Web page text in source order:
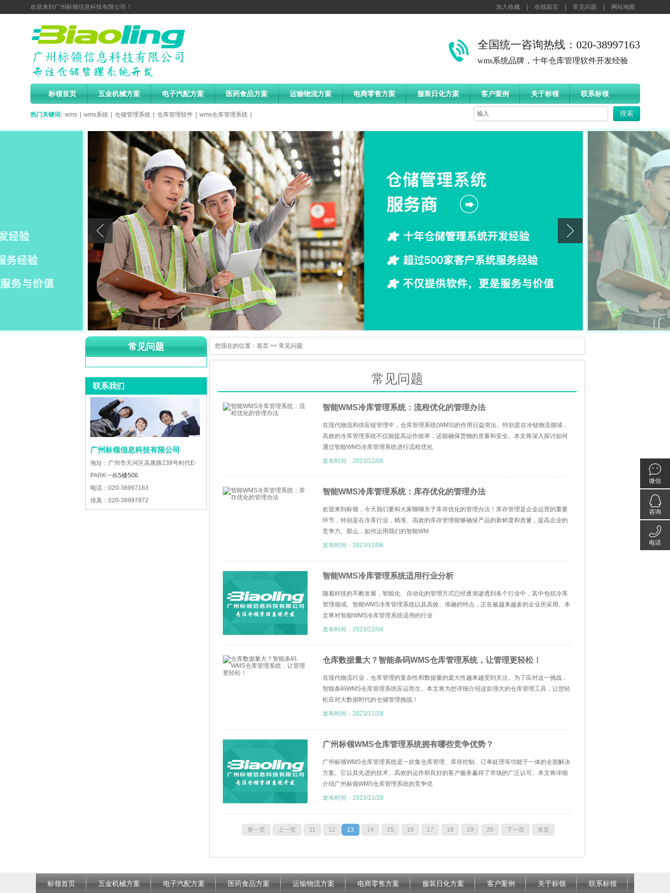
欢迎来到广州标领信息科技有限公司！ 加入收藏 在线留言 常见问题 网站地图
全国统一咨询热线：020-38997163
wms系统品牌，十年仓库管理软件开发经验
标领首页 五金机械方案 电子汽配方案 医药食品方案 运输物流方案 电商零售方案 服装日化方案 客户案例 关于标领 联系标领
搜索
热门关键词: wms wms系统 仓储管理系统 仓库管理软件 wms仓库管理系统
常见问题
联系我们
广州标领信息科技有限公司
地址：广州市天河区高唐路239号时代E-
PARK一栋5楼506
电话：020-38997163
传真：020-38997972
您现在的位置： 首页>> 常见问题
常见问题
智能WMS冷库管理系统：流程优化的管理办法
在现代物流和供应链管理中，仓库管理系统(WMS)的作用日益突出。特别是在冷链物流领域，
高效的冷库管理系统不仅能提高运作效率，还能确保货物的质量和安全。本文将深入探讨如何
通过智能WMS冷库管理系统进行流程优化
发布时间：2023/12/06
智能WMS冷库管理系统：库存优化的管理办法
欢迎来到标领，今天我们要和大家聊聊关于库存优化的管理办法！库存管理是企业运营的重要
环节，特别是在冷库行业，精准、高效的库存管理能够确保产品的新鲜度和质量，提高企业的
竞争力。那么，如何运用我们的智能WM
发布时间：2023/12/06
智能WMS冷库管理系统适用行业分析
随着科技的不断发展，智能化、自动化的管理方式已经逐渐渗透到各个行业中，其中包括冷库
管理领域。智能WMS冷库管理系统以其高效、准确的特点，正在被越来越多的企业所采用。本
文将对智能WMS冷库管理系统适用的行业
发布时间：2023/12/04
仓库数据量大？智能条码WMS仓库管理系统，让管理更轻松！
在现代物流行业，仓库管理的复杂性和数据量的庞大性越来越受到关注。为了应对这一挑战，
智能条码WMS仓库管理系统应运而生。本文将为您详细介绍这款强大的仓库管理工具，让您轻
松应对大数据时代的仓储管理挑战！
发布时间：2023/11/28
广州标领WMS仓库管理系统拥有哪些竞争优势？
广州标领WMS仓库管理系统是一款集仓库管理、库存控制、订单处理等功能于一体的全面解决
方案。它以其先进的技术、高效的运作和良好的客户服务赢得了市场的广泛认可。本文将详细
介绍广州标领WMS仓库管理系统的竞争优
发布时间：2023/11/20
第一页 上一页 11 12 13 14 15 16 17 18 19 20 下一页 末页
标领首页 五金机械方案 电子汽配方案 医药食品方案 运输物流方案 电商零售方案 服装日化方案 客户案例 关于标领 联系标领
微信
咨询
在线咨
电话